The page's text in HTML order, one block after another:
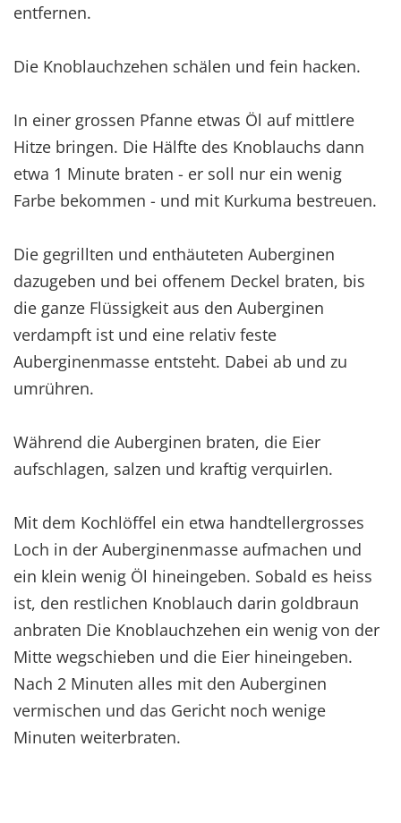
entfernen.
Die Knoblauchzehen schälen und fein hacken.
In einer grossen Pfanne etwas Öl auf mittlere
Hitze bringen. Die Hälfte des Knoblauchs dann
etwa 1 Minute braten - er soll nur ein wenig
Farbe bekommen - und mit Kurkuma bestreuen.
Die gegrillten und enthäuteten Auberginen
dazugeben und bei offenem Deckel braten, bis
die ganze Flüssigkeit aus den Auberginen
verdampft ist und eine relativ feste
Auberginenmasse entsteht. Dabei ab und zu
umrühren.
Während die Auberginen braten, die Eier
aufschlagen, salzen und kraftig verquirlen.
Mit dem Kochlöffel ein etwa handtellergrosses
Loch in der Auberginenmasse aufmachen und
ein klein wenig Öl hineingeben. Sobald es heiss
ist, den restlichen Knoblauch darin goldbraun
anbraten Die Knoblauchzehen ein wenig von der
Mitte wegschieben und die Eier hineingeben.
Nach 2 Minuten alles mit den Auberginen
vermischen und das Gericht noch wenige
Minuten weiterbraten.